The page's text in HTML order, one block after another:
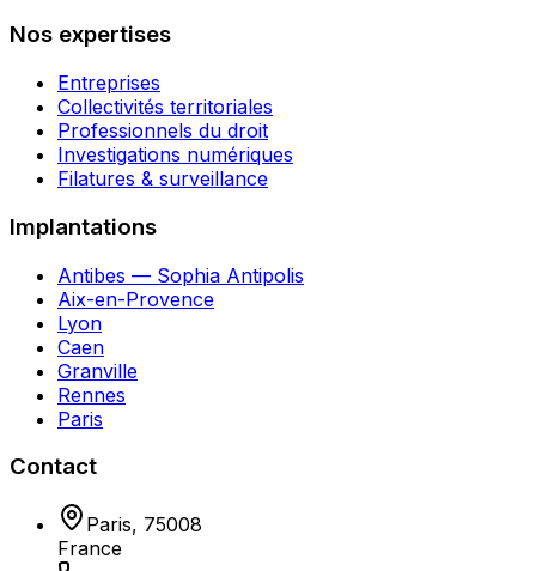
Nos expertises
Entreprises
Collectivités territoriales
Professionnels du droit
Investigations numériques
Filatures & surveillance
Implantations
Antibes — Sophia Antipolis
Aix-en-Provence
Lyon
Caen
Granville
Rennes
Paris
Contact
Paris, 75008
France